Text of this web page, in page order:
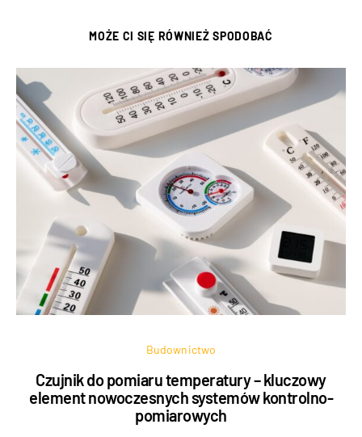
MOŻE CI SIĘ RÓWNIEŻ SPODOBAĆ
Budownictwo
Czujnik do pomiaru temperatury – kluczowy
element nowoczesnych systemów kontrolno-
pomiarowych